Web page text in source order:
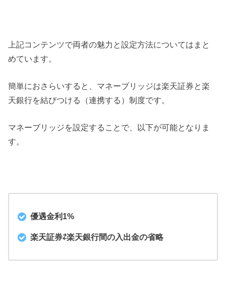
上記コンテンツで両者の魅力と設定方法についてはまと
めています。
簡単におさらいすると、マネーブリッジは楽天証券と楽
天銀行を結びつける（連携する）制度です。
マネーブリッジを設定することで、以下が可能となりま
す。
優遇金利1%
楽天証券⇄楽天銀行間の入出金の省略